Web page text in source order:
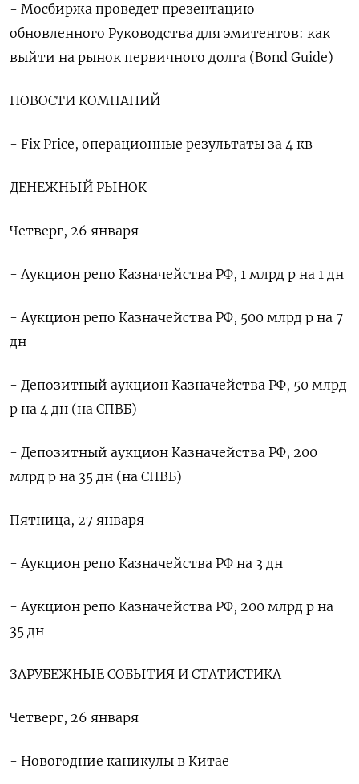
- Мосбиржа проведет презентацию
обновленного Руководства для эмитентов: как
выйти на рынок первичного долга (Bond Guide)
НОВОСТИ КОМПАНИЙ
- Fix Price, операционные результаты за 4 кв
ДЕНЕЖНЫЙ РЫНОК
Четверг, 26 января
- Аукцион репо Казначейства РФ, 1 млрд р на 1 дн
- Аукцион репо Казначейства РФ, 500 млрд р на 7
дн
- Депозитный аукцион Казначейства РФ, 50 млрд
р на 4 дн (на СПВБ)
- Депозитный аукцион Казначейства РФ, 200
млрд р на 35 дн (на СПВБ)
Пятница, 27 января
- Аукцион репо Казначейства РФ на 3 дн
- Аукцион репо Казначейства РФ, 200 млрд р на
35 дн
ЗАРУБЕЖНЫЕ СОБЫТИЯ И СТАТИСТИКА
Четверг, 26 января
- Новогодние каникулы в Китае